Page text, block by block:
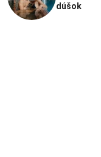
dúšok